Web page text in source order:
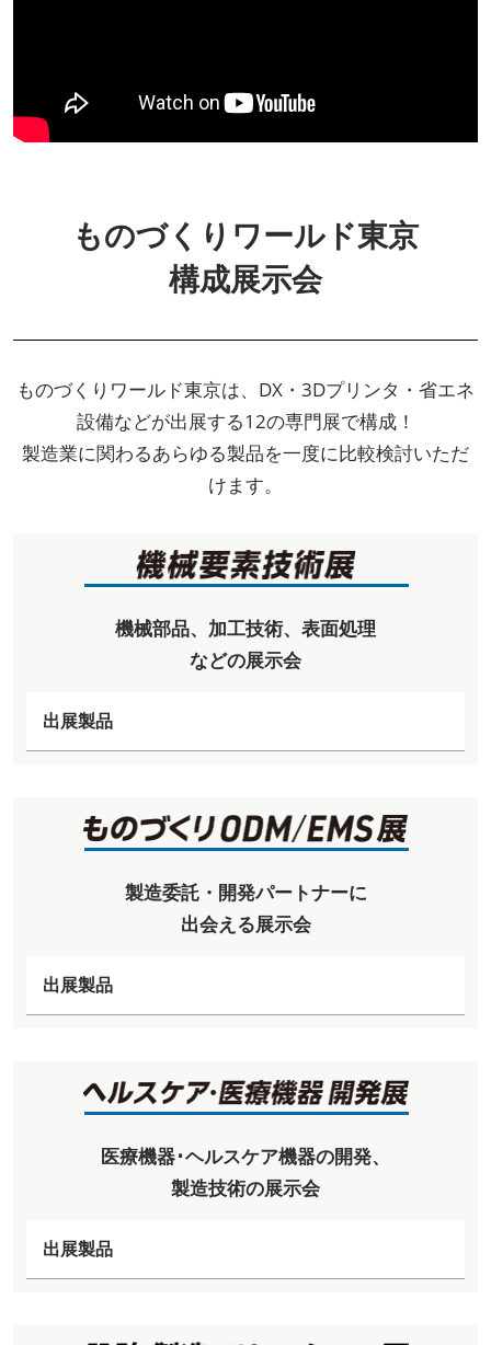
ものづくりワールド東京
構成展示会
ものづくりワールド東京は、DX・3Dプリンタ・省エネ
設備などが出展する12の専門展で構成！
製造業に関わるあらゆる製品を一度に比較検討いただ
けます。
機械部品、加工技術、表面処理
などの展示会
出展製品
製造委託・開発パートナーに
出会える展示会
出展製品
医療機器･ヘルスケア機器の開発、
製造技術の展示会
出展製品